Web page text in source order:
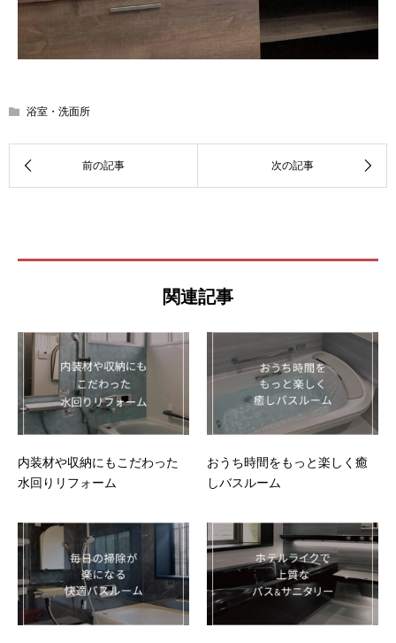
浴室・洗面所
関連記事
内装材や収納にもこだわった
水回りリフォーム
おうち時間をもっと楽しく癒
しバスルーム